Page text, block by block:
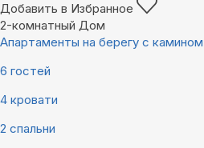
Добавить в Избранное
2-комнатный Дом
Апартаменты на берегу с камином
6 гостей
4 кровати
2 спальни